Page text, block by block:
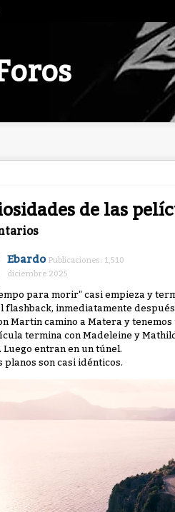
de las
Ebardo Publicaciones: 1,510
diciembre 2025
para morir" casi empieza y
flashback, inmediatamente
Martin camino a Matera y
termina con Madeleine y
Luego entran en un túnel.
planos son casi idénticos.